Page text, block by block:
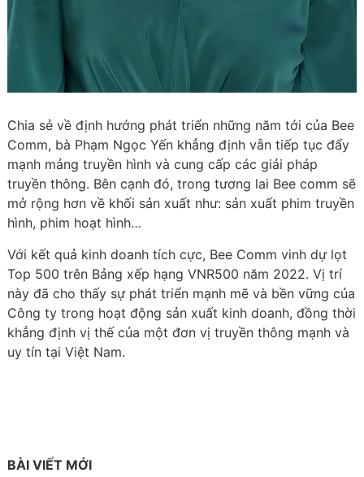
Chia sẻ về định hướng phát triển những năm tới của Bee
Comm, bà Phạm Ngọc Yến khẳng định vẫn tiếp tục đẩy
mạnh mảng truyền hình và cung cấp các giải pháp
truyền thông. Bên cạnh đó, trong tương lai Bee comm sẽ
mở rộng hơn về khối sản xuất như: sản xuất phim truyền
hình, phim hoạt hình…
Với kết quả kinh doanh tích cực, Bee Comm vinh dự lọt
Top 500 trên Bảng xếp hạng VNR500 năm 2022. Vị trí
này đã cho thấy sự phát triển mạnh mẽ và bền vững của
Công ty trong hoạt động sản xuất kinh doanh, đồng thời
khẳng định vị thế của một đơn vị truyền thông mạnh và
uy tín tại Việt Nam.
BÀI VIẾT MỚI